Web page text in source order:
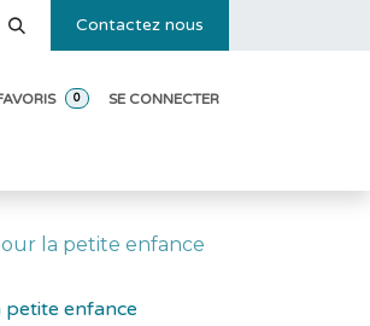
Contactez nous
0 SE CONNECTER
la petite enfance
petite enfance